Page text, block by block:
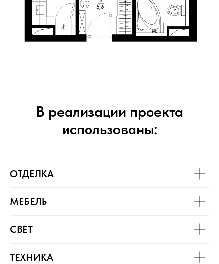
В реализации проекта
использованы:
ОТДЕЛКА
МЕБЕЛЬ
СВЕТ
ТЕХНИКА